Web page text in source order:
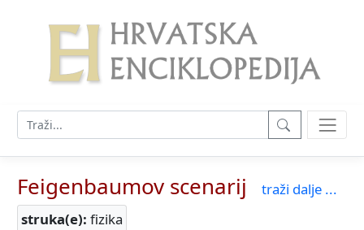
Feigenbaumov scenarij
traži dalje ...
struka(e): fizika